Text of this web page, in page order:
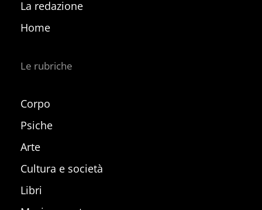
La redazione
Home
Le rubriche
Corpo
Psiche
Arte
Cultura e società
Libri